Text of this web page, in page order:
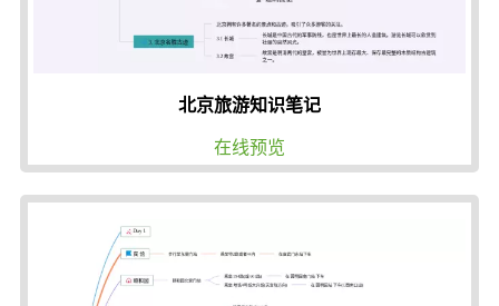
北京旅游知识笔记
在线预览